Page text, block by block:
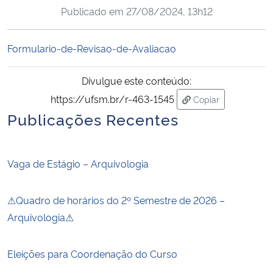
Ministério da Cidadania
Ministério da Ciência, Tecnologia, Inovações e Comunicações
Ministério do Turismo
Ministério do Desenvolvimento Regional
Publicado em 27/08/2024, 13h12
Formulario-de-Revisao-de-Avaliacao
Divulgue este conteúdo:
https://ufsm.br/r-463-1545
Copiar
para área de
Publicações Recentes
Vaga de Estágio – Arquivologia
⚠Quadro de horários do 2º Semestre de 2026 –
Arquivologia⚠
Eleições para Coordenação do Curso